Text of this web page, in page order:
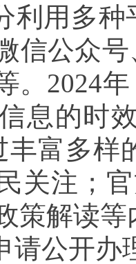
利用多
信公众
。 2024年
息的时
丰富多样
关注；
策解读等
请公开办